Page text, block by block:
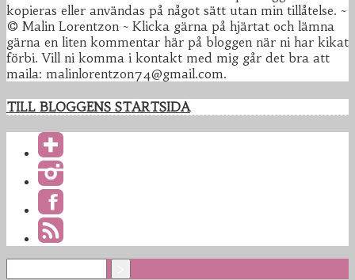
kopieras eller användas på något sätt utan min tillåtelse. ~
© Malin Lorentzon ~ Klicka gärna på hjärtat och lämna
gärna en liten kommentar här på bloggen när ni har kikat
förbi. Vill ni komma i kontakt med mig går det bra att
maila: malinlorentzon74@gmail.com.
TILL BLOGGENS STARTSIDA